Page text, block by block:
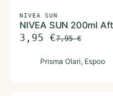
NIVEA SUN
NIVEA SUN 200ml
3,95 €7,95€
Prisma Olari, Espoo